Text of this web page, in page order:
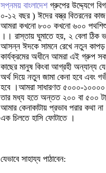
সপ্নময় বাংলাদেশগ্রুপের উদ্দ্যেগে
০-১২ বছর ) ঈদের বস্ত্র বিতরনের
আমরা কখনো ৮০০ কখনো ৬০০
।। রাস্তায় ঘুমাতে হয়, ২ বেলা ঠিক
আসন্ন ঈদকে সামনে রেখে নতুন
কার্যক্রমের অধীনে আমরা এই গ্রুপ
কাছের মানুষ কিংবা আগ্রহী
অর্থ দিয়ে নতুন জামা কেনা হবে এবং
হবে ।আমরা সাধারণত ৫০০০-১০০০০
তার মধ্য হতে অন্তত ২০০ বা ৫০০
আমার কেনাকাটায় প্রভাব পরার কথা
এক চিলতে হাসি ফোটাতে ।
যেভাবে সাহায্য পাঠাবেন: